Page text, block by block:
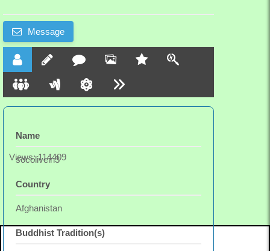
những ai muốn tận hưởng bóng đá theo cách chân
thực và trọn vẹn nhất.
Website:
Message
Name
socolivein3
Country
Afghanistan
Buddhist Tradition(s)
Views: 114409